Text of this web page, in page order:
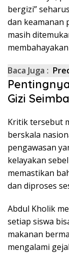
bergizi”
dan keamanan
masih
Baca Juga :
Gizi
Kritik tersebut
berskala
pengawasan
kelayakan
memastikan
dan diproses
Abdul Kholik
setiap siswa
makanan
mengalami